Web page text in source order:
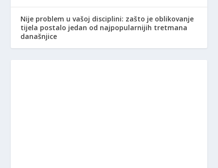
Nije problem u vašoj disciplini: zašto je oblikovanje
tijela postalo jedan od najpopularnijih tretmana
današnjice